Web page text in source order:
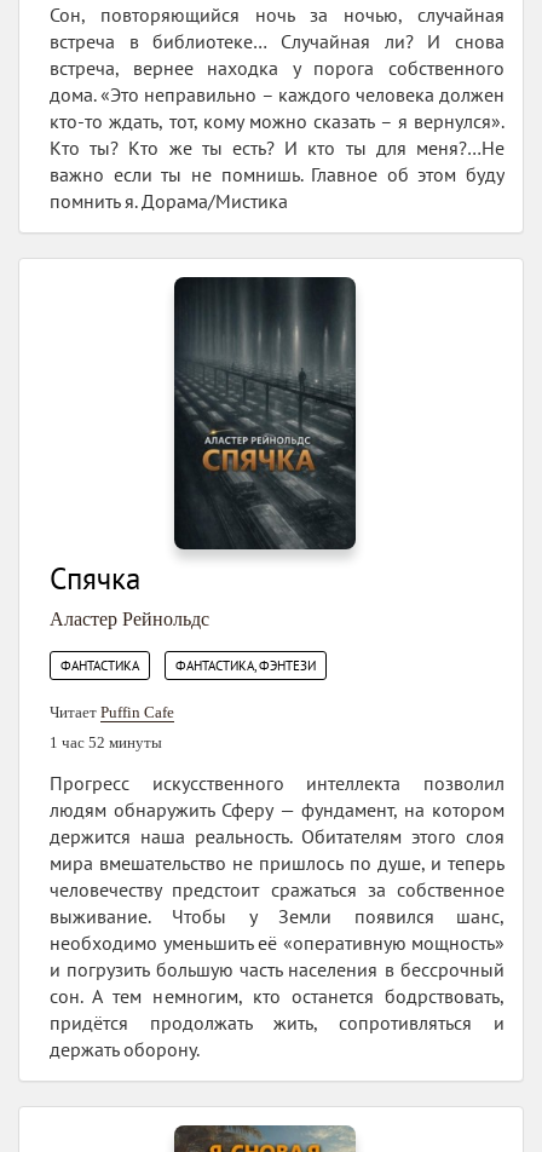
Сон, повторяющийся ночь за ночью, случайная
встреча в библиотеке… Случайная ли? И снова
встреча, вернее находка у порога собственного
дома. «Это неправильно – каждого человека должен
кто-то ждать, тот, кому можно сказать – я вернулся».
Кто ты? Кто же ты есть? И кто ты для меня?…Не
важно если ты не помнишь. Главное об этом буду
помнить я. Дорама/Мистика
Спячка
Аластер Рейнольдс
ФАНТАСТИКА ФАНТАСТИКА, ФЭНТЕЗИ
Читает Puffin Cafe
1 час 52 минуты
Прогресс искусственного интеллекта позволил
людям обнаружить Сферу — фундамент, на котором
держится наша реальность. Обитателям этого слоя
мира вмешательство не пришлось по душе, и теперь
человечеству предстоит сражаться за собственное
выживание. Чтобы у Земли появился шанс,
необходимо уменьшить её «оперативную мощность»
и погрузить большую часть населения в бессрочный
сон. А тем немногим, кто останется бодрствовать,
придётся продолжать жить, сопротивляться и
держать оборону.